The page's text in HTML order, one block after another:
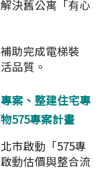
決舊公寓「有心
助完成電梯裝
品質。
案、整建住宅專
575專案計畫
市啟動「575專
動估價與整合流